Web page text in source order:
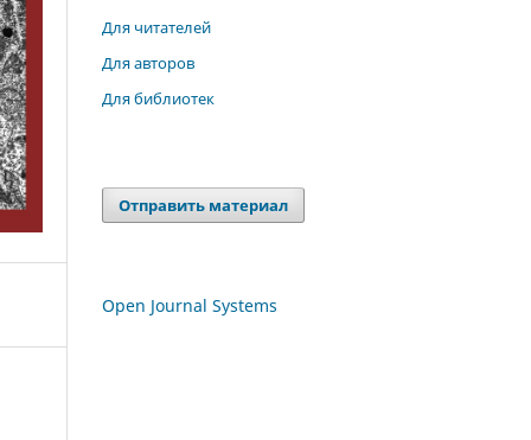
Для читателей
Для авторов
Для библиотек
Отправить материал
Open Journal Systems